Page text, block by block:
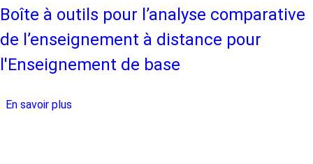
techniques
professionnelles
l’enseignement
à
distance
l'Enseignement
à
STIM
pour
Boîte à outils pour l’analyse comparative
de l’enseignement à distance pour
l'Enseignement de base
En savoir plus